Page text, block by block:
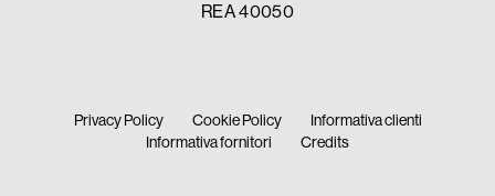
REA 40050
Privacy Policy Cookie Policy
Informativa clienti
Informativa fornitori
Credits